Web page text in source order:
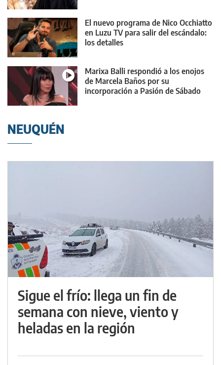
El nuevo programa de Nico Occhiatto
en Luzu TV para salir del escándalo:
los detalles
Marixa Balli respondió a los enojos
de Marcela Baños por su
incorporación a Pasión de Sábado
NEUQUÉN
Sigue el frío: llega un fin de
semana con nieve, viento y
heladas en la región